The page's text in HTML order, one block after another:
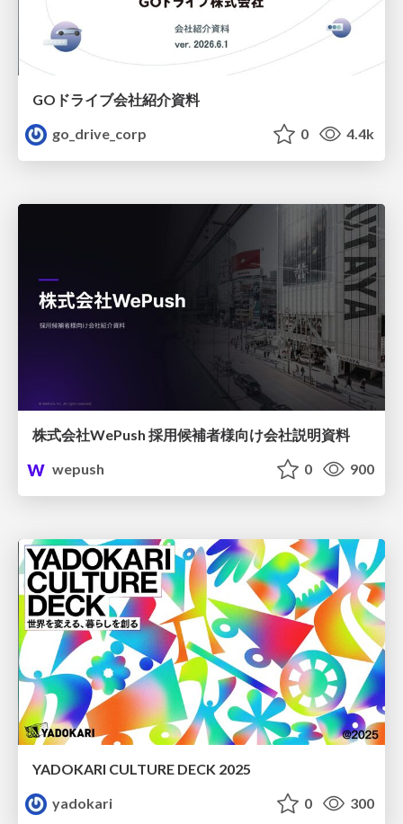
GOドライブ会社紹介資料
go_drive_corp
0 4.4k
株式会社WePush 採用候補者様向け会社説明資料
wepush
0 900
YADOKARI CULTURE DECK 2025
yadokari
0 300